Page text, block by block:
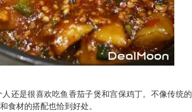
还是很喜欢吃鱼香茄子煲和宫保鸡丁。不像传统的
食材的搭配也恰到好处。